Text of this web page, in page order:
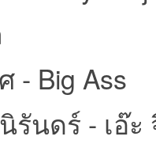
- Big Ass
นดร์ - เอ๊ะ